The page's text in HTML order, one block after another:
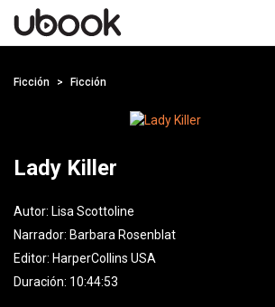
Ficción Ficción
Lady Killer
Autor: Lisa Scottoline
Narrador: Barbara Rosenblat
Editor: HarperCollins USA
Duración: 10:44:53